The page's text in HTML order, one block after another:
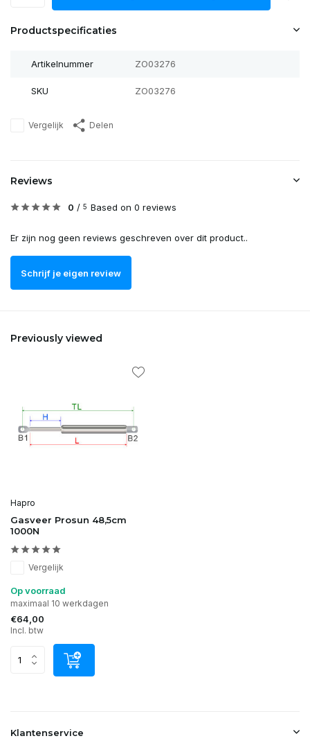
Productspecificaties
Artikelnummer ZO03276
SKU ZO03276
Vergelijk Delen
Reviews
0 / 5 Based on 0 reviews
Er zijn nog geen reviews geschreven over dit product..
Schrijf je eigen review
Previously viewed
Hapro
Gasveer Prosun 48,5cm
1000N
Vergelijk
Op voorraad
maximaal 10 werkdagen
€64,00
Incl. btw
Klantenservice